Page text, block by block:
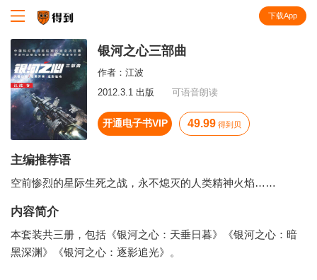
下载App
银河之心三部曲
作者： 江波
2012.3.1 出版
可语音朗读
开通电子书VIP 49.99 得到贝
主编推荐语
空前惨烈的星际生死之战，永不熄灭的人类精神火焰……
内容简介
本套装共三册，包括《银河之心：天垂日暮》《银河之心：暗
黑深渊》《银河之心：逐影追光》。